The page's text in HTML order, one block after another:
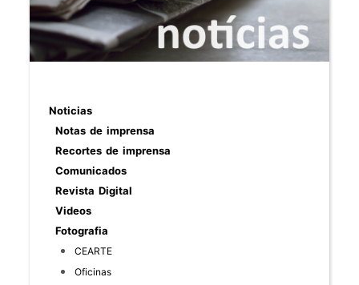
Noticias
Notas de imprensa
Recortes de imprensa
Comunicados
Revista Digital
Videos
Fotografia
CEARTE
Oficinas